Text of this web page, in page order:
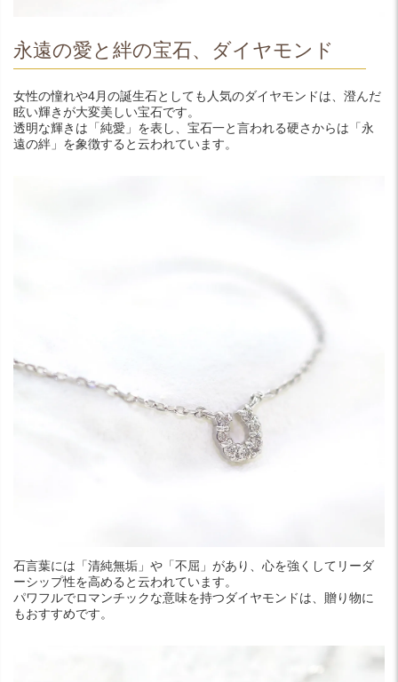
永遠の愛と絆の宝石、ダイヤモンド
女性の憧れや4月の誕生石としても人気のダイヤモンドは、澄んだ
眩い輝きが大変美しい宝石です。
透明な輝きは「純愛」を表し、宝石一と言われる硬さからは「永
遠の絆」を象徴すると云われています。
石言葉には「清純無垢」や「不屈」があり、心を強くしてリーダ
ーシップ性を高めると云われています。
パワフルでロマンチックな意味を持つダイヤモンドは、贈り物に
もおすすめです。